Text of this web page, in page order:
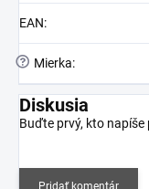
EAN:
? Mierka:
Diskusia
Buďte prvý, kto
Pridať komentár